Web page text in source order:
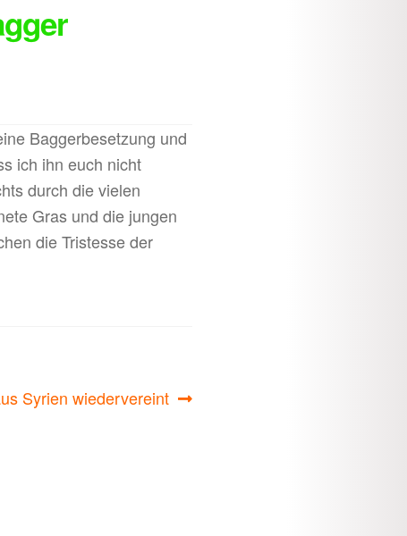
Baggerbesetzung und
ich ihn euch nicht
durch die vielen
Gras und die jungen
die Tristesse der
Syrien wiedervereint